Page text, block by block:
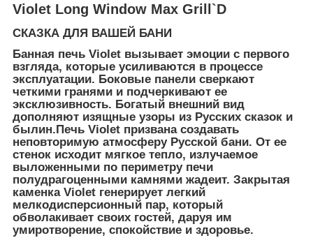
Violet Long Window Max Grill`D
СКАЗКА ДЛЯ ВАШЕЙ БАНИ
Банная печь Violet вызывает эмоции с первого
взгляда, которые усиливаются в процессе
эксплуатации. Боковые панели сверкают
четкими гранями и подчеркивают ее
эксклюзивность. Богатый внешний вид
дополняют изящные узоры из Русских сказок и
былин.Печь Violet призвана создавать
неповторимую атмосферу Русской бани. От ее
стенок исходит мягкое тепло, излучаемое
выложенными по периметру печи
полудрагоценными камнями жадеит. Закрытая
каменка Violet генерирует легкий
мелкодисперсионный пар, который
обволакивает своих гостей, даруя им
умиротворение, спокойствие и здоровье.